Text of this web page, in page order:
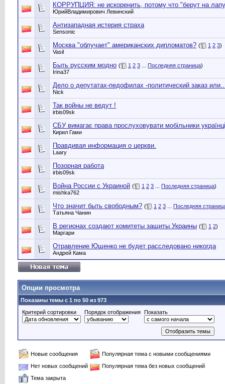
КОРРУПЦИЯ: не искоренить, потому что "берут на
ЮрийВладимирович Левинский
Антизападная истерия страха
Sensonic
Москва "облучает" американских дипломатов? ( 1 2 3)
Vasil
Быть русским модно ( 1 2 3 Последняя страница)
Irina37
Дело о депутатах-педофилах -политический заказ
Nick
Так войны не ведут !
irbis09sk
СБУ вимагає права прослуховувати мобільники
Кирил Гами
Правдивая информация о церкви.
Laary
Позорная работа
irbis09sk
Война России с Украиной ( 1 2 3 Последняя страница)
mishka762
Что значит быть свободным? ( 1 2 3
Последняя
Татьяна Чанин
В регионах создают комитеты защиты Украины ( 1 2)
Маргари
Отравление Ющенко не будет расследовано никогда
Андрей Кама
Опции просмотра
Показаны темы с 1 по 50 из 973
Критерий сортировки
Порядок отображения Показать
Новые сообщения
Популярная тема с новыми сообщениями
Нет новых сообщений
Популярная тема без новых сообщений
Тема закрыта